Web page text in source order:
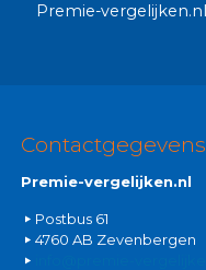
Premie-
Contactgegevens
Premie-vergelijken.nl
Postbus 61
4760 AB Zevenbergen